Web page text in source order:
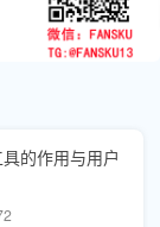
的作用与用户